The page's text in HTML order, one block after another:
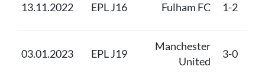
13.11.2022 EPL J16 Fulham FC 1-2
03.01.2023 EPL J19
Manchester
United
3-0